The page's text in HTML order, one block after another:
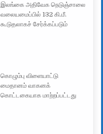
இலங்கை அதிவேக நெடுஞ்சாலை
வலையமைப்பில் 132 கி.மீ.
கூடுதலாகச் சேர்க்கப்படும்
கொழும்பு விளையாட்டு
மைதானம் வாகனக்
கொட்டகையாக மாற்றப்பட்டது